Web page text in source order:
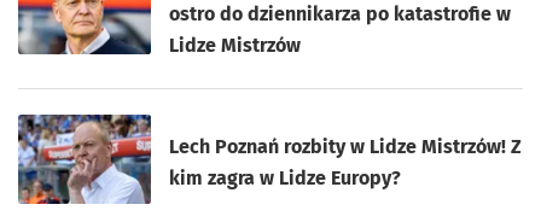
ostro do dziennikarza po katastrofie w
Lidze Mistrzów
Lech Poznań rozbity w Lidze Mistrzów! Z
kim zagra w Lidze Europy?